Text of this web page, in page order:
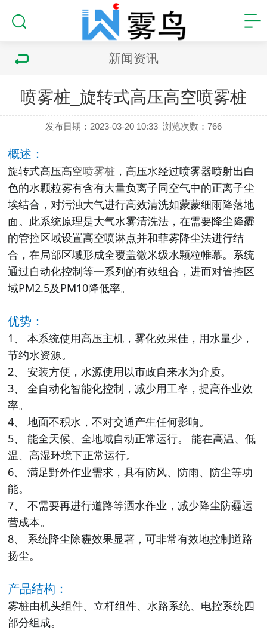
新闻资讯
喷雾桩_旋转式高压高空喷雾桩
发布日期：2023-03-20 10:33 浏览次数：766
概述：
旋转式高压高空喷雾桩 ，高压水经过喷雾器喷射出白
色的水颗粒雾有含有大量负离子同空气中的正离子尘
埃结合，对污浊大气进行高效清洗如蒙蒙细雨降落地
面。此系统原理是大气水雾清洗法，在需要降尘降霾
的管控区域设置高空喷淋点并和菲雾降尘法进行结
合，在局部区域形成全覆盖微米级水颗粒帷幕。系统
通过自动化控制等一系列的有效组合，进而对管控区
域PM2.5及PM10降低率。
优势：
1、 本系统使用高压主机，雾化效果佳，用水量少，
节约水资源。
2、 安装方便，水源使用以市政自来水为介质。
3、 全自动化智能化控制，减少用工率，提高作业效
率。
4、 地面不积水，不对交通产生任何影响。
5、 能全天候、全地域自动正常运行。 能在高温、低
温、高湿环境下正常运行。
6、 满足野外作业需求，具有防风、防雨、防尘等功
能。
7、 不需要再进行道路等洒水作业，减少降尘防霾运
营成本。
8、 系统降尘除霾效果显著，可非常有效地控制道路
扬尘。
产品结构：
雾桩由机头组件、立杆组件、水路系统、电控系统四
部分组成。